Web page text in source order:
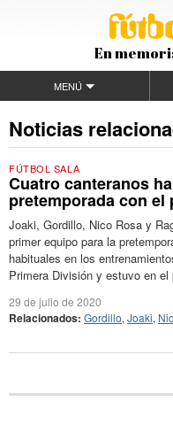
En
MENÚ
Noticias
FÚTBOL SALA
Cuatro canteranos
pretemporada con el
Joaki, Gordillo, Nico Rosa y
primer equipo para la
habituales en los
Primera División y estuvo en
29 de julio de 2020
Relacionados: Gordillo, Joaki,